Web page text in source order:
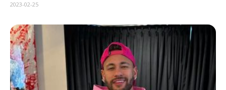
2023-02-25